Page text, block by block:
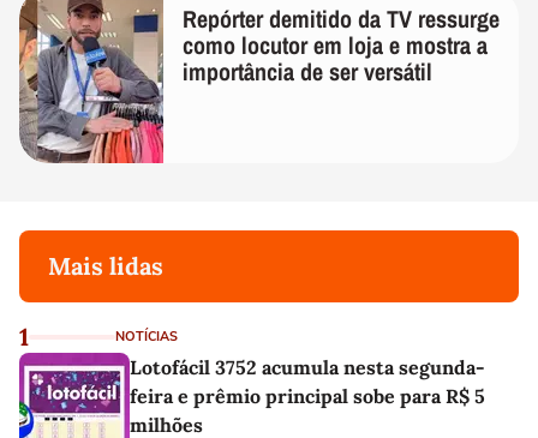
Repórter demitido da TV ressurge
como locutor em loja e mostra a
importância de ser versátil
Mais lidas
1 NOTÍCIAS
Lotofácil 3752 acumula nesta segunda-
feira e prêmio principal sobe para R$ 5
milhões